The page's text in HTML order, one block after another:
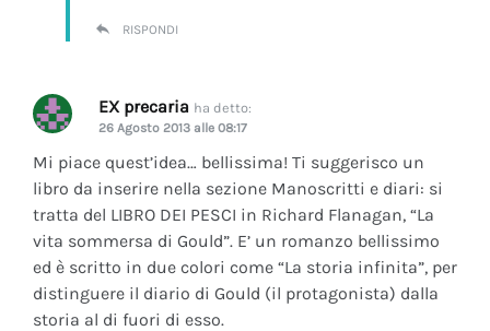
RISPONDI
EX precaria ha detto:
26 Agosto 2013 alle 08:17
Mi piace quest’idea… bellissima! Ti suggerisco un
libro da inserire nella sezione Manoscritti e diari: si
tratta del LIBRO DEI PESCI in Richard Flanagan, “La
vita sommersa di Gould”. E’ un romanzo bellissimo
ed è scritto in due colori come “La storia infinita”, per
distinguere il diario di Gould (il protagonista) dalla
storia al di fuori di esso.